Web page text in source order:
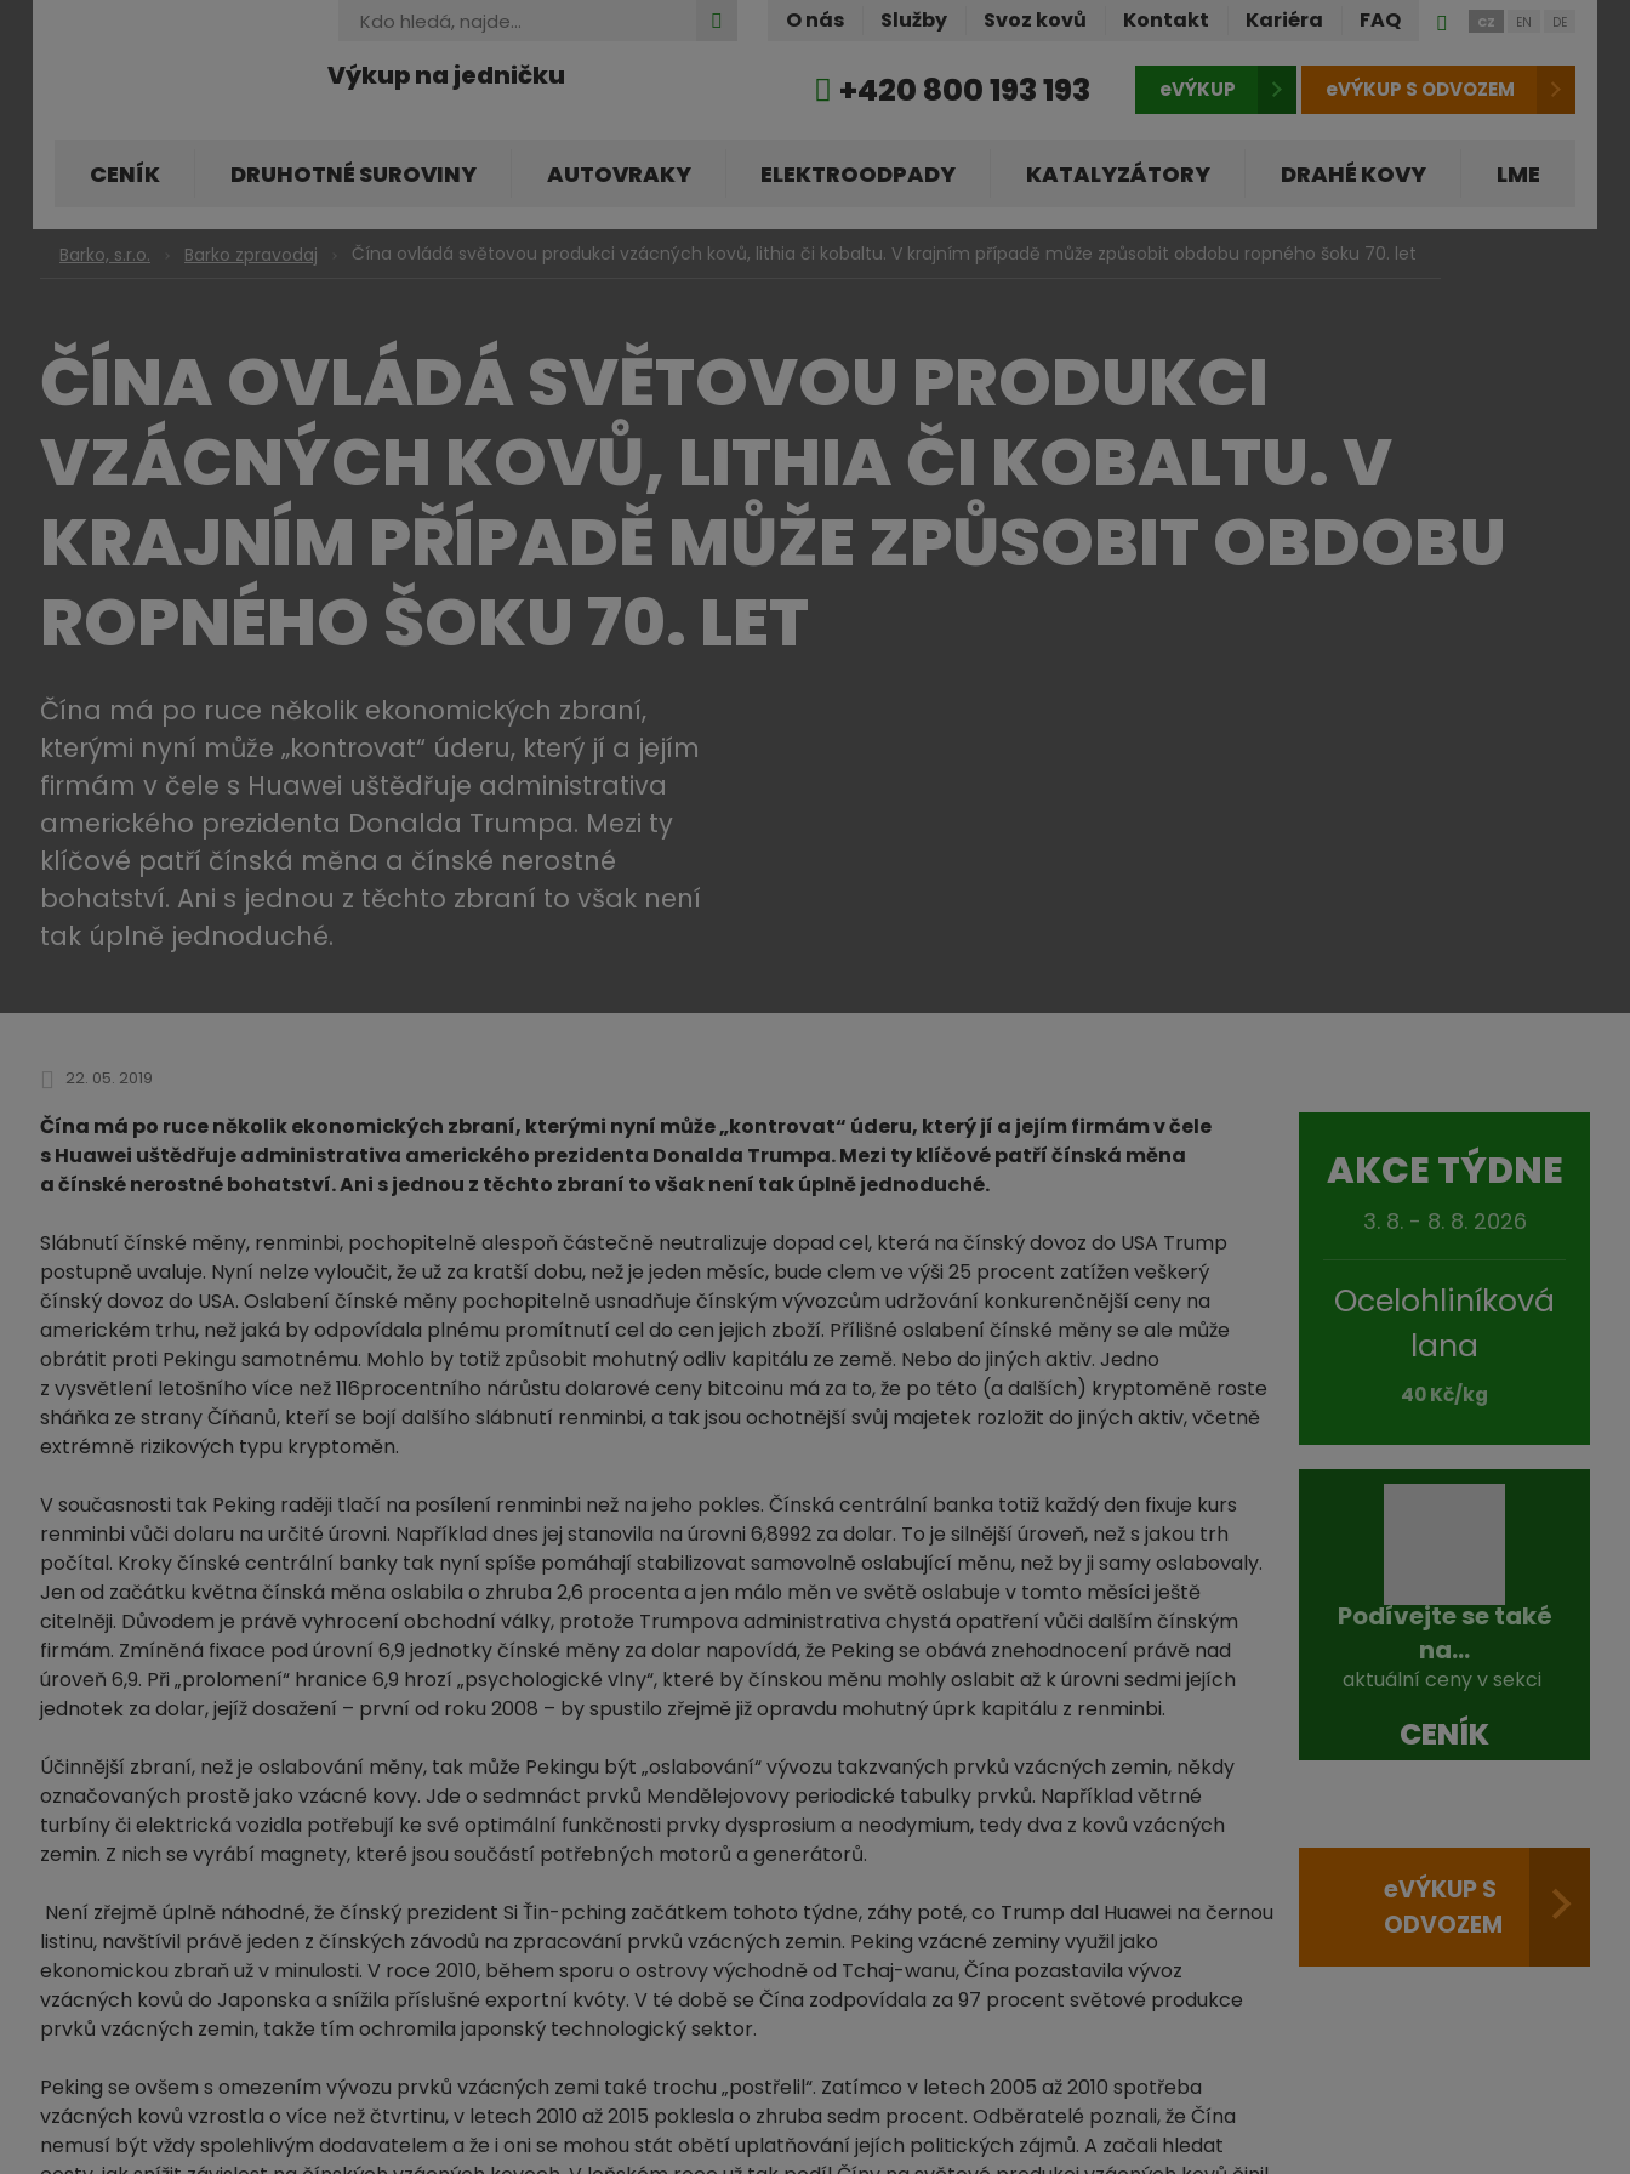
Výkup na jedničku +420 800 193 193
Vyhledávání Hledat O nás Služby Svoz kovů Kontakt Kariéra FAQ
eVÝKUP eVÝKUP S ODVOZEM
Přihlášení
klienstké
CZ EN DE
CENÍK DRUHOTNÉ SUROVINY AUTOVRAKY ELEKTROODPADY KATALYZÁTORY DRAHÉ KOVY LME
Barko, s.r.o. Barko zpravodaj Čína ovládá světovou produkci vzácných kovů, lithia či kobaltu. V krajním případě může způsobit obdobu ropného šoku 70. let
ČÍNA OVLÁDÁ SVĚTOVOU PRODUKCI
VZÁCNÝCH KOVŮ, LITHIA ČI KOBALTU. V
KRAJNÍM PŘÍPADĚ MŮŽE ZPŮSOBIT OBDOBU
ROPNÉHO ŠOKU 70. LET
Čína má po ruce několik ekonomických zbraní,
kterými nyní může „kontrovat“ úderu, který jí a jejím
firmám v čele s Huawei uštědřuje administrativa
amerického prezidenta Donalda Trumpa. Mezi ty
klíčové patří čínská měna a čínské nerostné
bohatství. Ani s jednou z těchto zbraní to však není
tak úplně jednoduché.
22. 05. 2019
Čína má po ruce několik ekonomických zbraní, kterými nyní může „kontrovat“ úderu, který jí a jejím firmám v čele
s Huawei uštědřuje administrativa amerického prezidenta Donalda Trumpa. Mezi ty klíčové patří čínská měna
a čínské nerostné bohatství. Ani s jednou z těchto zbraní to však není tak úplně jednoduché.
Slábnutí čínské měny, renminbi, pochopitelně alespoň částečně neutralizuje dopad cel, která na čínský dovoz do USA Trump
postupně uvaluje. Nyní nelze vyloučit, že už za kratší dobu, než je jeden měsíc, bude clem ve výši 25 procent zatížen veškerý
čínský dovoz do USA. Oslabení čínské měny pochopitelně usnadňuje čínským vývozcům udržování konkurenčnější ceny na
americkém trhu, než jaká by odpovídala plnému promítnutí cel do cen jejich zboží. Přílišné oslabení čínské měny se ale může
obrátit proti Pekingu samotnému. Mohlo by totiž způsobit mohutný odliv kapitálu ze země. Nebo do jiných aktiv. Jedno
z vysvětlení letošního více než 116procentního nárůstu dolarové ceny bitcoinu má za to, že po této (a dalších) kryptoměně roste
sháňka ze strany Číňanů, kteří se bojí dalšího slábnutí renminbi, a tak jsou ochotnější svůj majetek rozložit do jiných aktiv, včetně
extrémně rizikových typu kryptoměn.
V současnosti tak Peking raději tlačí na posílení renminbi než na jeho pokles. Čínská centrální banka totiž každý den fixuje kurs
renminbi vůči dolaru na určité úrovni. Například dnes jej stanovila na úrovni 6,8992 za dolar. To je silnější úroveň, než s jakou trh
počítal. Kroky čínské centrální banky tak nyní spíše pomáhají stabilizovat samovolně oslabující měnu, než by ji samy oslabovaly.
Jen od začátku května čínská měna oslabila o zhruba 2,6 procenta a jen málo měn ve světě oslabuje v tomto měsíci ještě
citelněji. Důvodem je právě vyhrocení obchodní války, protože Trumpova administrativa chystá opatření vůči dalším čínským
firmám. Zmíněná fixace pod úrovní 6,9 jednotky čínské měny za dolar napovídá, že Peking se obává znehodnocení právě nad
úroveň 6,9. Při „prolomení“ hranice 6,9 hrozí „psychologické vlny“, které by čínskou měnu mohly oslabit až k úrovni sedmi jejích
jednotek za dolar, jejíž dosažení – první od roku 2008 – by spustilo zřejmě již opravdu mohutný úprk kapitálu z renminbi.
Účinnější zbraní, než je oslabování měny, tak může Pekingu být „oslabování“ vývozu takzvaných prvků vzácných zemin, někdy
označovaných prostě jako vzácné kovy. Jde o sedmnáct prvků Mendělejovovy periodické tabulky prvků. Například větrné
turbíny či elektrická vozidla potřebují ke své optimální funkčnosti prvky dysprosium a neodymium, tedy dva z kovů vzácných
zemin. Z nich se vyrábí magnety, které jsou součástí potřebných motorů a generátorů.
Není zřejmě úplně náhodné, že čínský prezident Si Ťin-pching začátkem tohoto týdne, záhy poté, co Trump dal Huawei na černou
listinu, navštívil právě jeden z čínských závodů na zpracování prvků vzácných zemin. Peking vzácné zeminy využil jako
ekonomickou zbraň už v minulosti. V roce 2010, během sporu o ostrovy východně od Tchaj-wanu, Čína pozastavila vývoz
vzácných kovů do Japonska a snížila příslušné exportní kvóty. V té době se Čína zodpovídala za 97 procent světové produkce
prvků vzácných zemin, takže tím ochromila japonský technologický sektor.
Peking se ovšem s omezením vývozu prvků vzácných zemi také trochu „postřelil“. Zatímco v letech 2005 až 2010 spotřeba
vzácných kovů vzrostla o více než čtvrtinu, v letech 2010 až 2015 poklesla o zhruba sedm procent. Odběratelé poznali, že Čína
nemusí být vždy spolehlivým dodavatelem a že i oni se mohou stát obětí uplatňování jejích politických zájmů. A začali hledat
AKCE TÝDNE
3. 8. - 8. 8. 2026
Ocelohliníková
lana
40 Kč/kg
Podívejte se také
na...
aktuální ceny v sekci
CENÍK
eVÝKUP S
ODVOZEM